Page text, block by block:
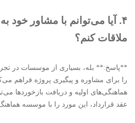
۴. آیا می‌توانم با مشاور
ملاقات کنم؟
**پاسخ:** بله، بسیاری از موسسات در
را برای مشاوره و پیگیری پروژه فراهم
هماهنگی‌های اولیه و دریافت بازخوردها
عقد قرارداد، این مورد را با موسسه